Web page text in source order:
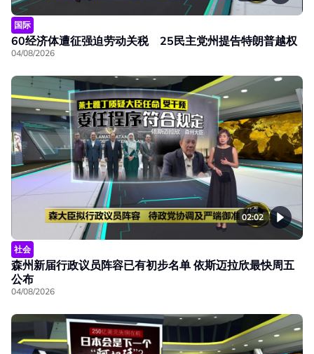
国际
60经济体遭征强迫劳动关税 25民主党州提告特朗普越权
04/08/2026
02:02
社会
森州新届行政议员阵容已有初步名单 依斯迈拉欣最快周五
公布
04/08/2026